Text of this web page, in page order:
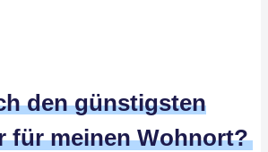
den günstigsten
für meinen Wohnort?